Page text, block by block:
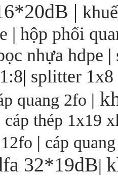
|
| hộp phối
nhựa hdpe |
| splitter 1x8
quang 2fo |
cáp thép 1x19
| cáp
32*19dB|